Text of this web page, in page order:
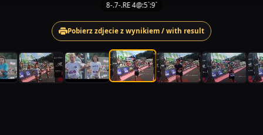
8-.7-.RE 4@:5`:9`
Pobierz zdjecie z wynikiem / with result